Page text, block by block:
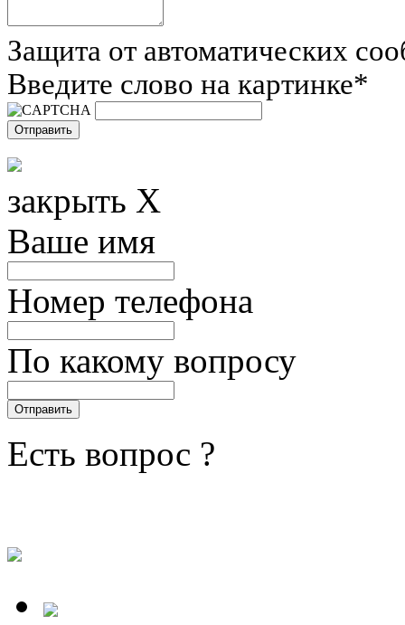
Защита от автоматических
Введите слово на картинке*
закрыть X
Ваше имя
Номер телефона
По какому вопросу
Есть вопрос ?